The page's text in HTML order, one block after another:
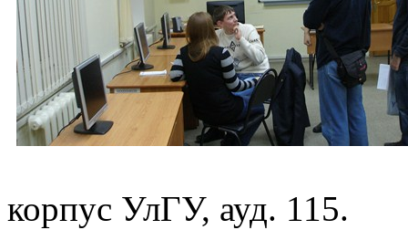
корпус УлГУ, ауд. 115.